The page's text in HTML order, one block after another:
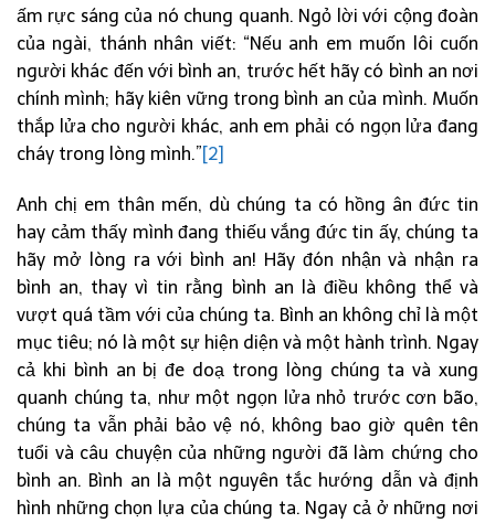
ấm rực sáng của nó chung quanh. Ngỏ lời với cộng đoàn
của ngài, thánh nhân viết: “Nếu anh em muốn lôi cuốn
người khác đến với bình an, trước hết hãy có bình an nơi
chính mình; hãy kiên vững trong bình an của mình. Muốn
thắp lửa cho người khác, anh em phải có ngọn lửa đang
cháy trong lòng mình.”[2]
Anh chị em thân mến, dù chúng ta có hồng ân đức tin
hay cảm thấy mình đang thiếu vắng đức tin ấy, chúng ta
hãy mở lòng ra với bình an! Hãy đón nhận và nhận ra
bình an, thay vì tin rằng bình an là điều không thể và
vượt quá tầm với của chúng ta. Bình an không chỉ là một
mục tiêu; nó là một sự hiện diện và một hành trình. Ngay
cả khi bình an bị đe doạ trong lòng chúng ta và xung
quanh chúng ta, như một ngọn lửa nhỏ trước cơn bão,
chúng ta vẫn phải bảo vệ nó, không bao giờ quên tên
tuổi và câu chuyện của những người đã làm chứng cho
bình an. Bình an là một nguyên tắc hướng dẫn và định
hình những chọn lựa của chúng ta. Ngay cả ở những nơi